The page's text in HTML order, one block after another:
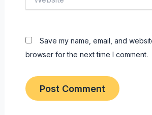
Save my name, email, and
browser for the next time I comment.